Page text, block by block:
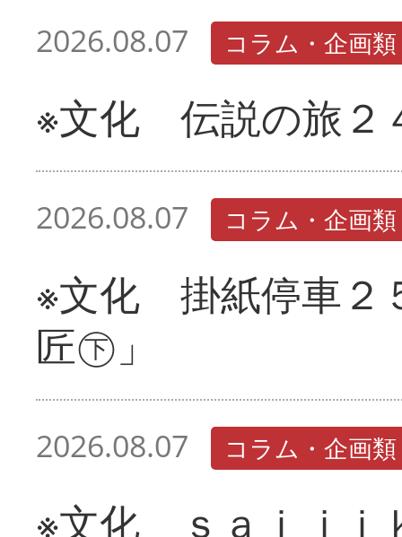
2026.08.07 コラム・企画類
※文化 伝説の旅２
2026.08.07 コラム・企画類
※文化 掛紙停車２
匠㊦」
2026.08.07 コラム・企画類
※文化 ｓａｉｊ